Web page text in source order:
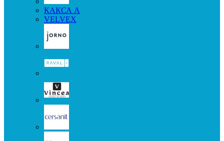
КАКСА А
VELVEX